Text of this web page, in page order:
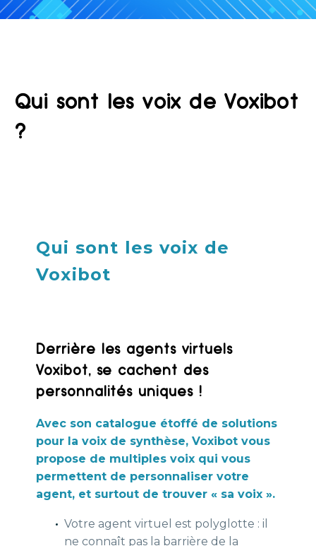
Qui sont les voix de Voxibot
?
Qui sont les voix de
Voxibot
Derrière les agents virtuels
Voxibot, se cachent des
personnalités uniques !
Avec son catalogue étoffé de solutions
pour la voix de synthèse, Voxibot vous
propose de multiples voix qui vous
permettent de personnaliser votre
agent, et surtout de trouver « sa voix ».
Votre agent virtuel est polyglotte : il
ne connaît pas la barrière de la